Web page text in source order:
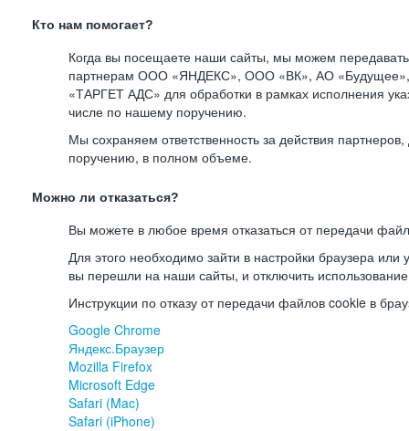
Кто нам помогает?
Когда вы посещаете наши сайты, мы можем
партнерам ООО «ЯНДЕКС», ООО «ВК», АО
«ТАРГЕТ АДС» для обработки в рамках исполнения
числе по нашему поручению.
Мы сохраняем ответственность за действия
поручению, в полном объеме.
Можно ли отказаться?
Вы можете в любое время отказаться от передачи
Для этого необходимо зайти в настройки браузера или
вы перешли на наши сайты, и отключить
Инструкции по отказу от передачи файлов cookie в
Google Chrome
Яндекс.Браузер
Mozilla Firefox
Microsoft Edge
Safari (Mac)
Safari (iPhone)